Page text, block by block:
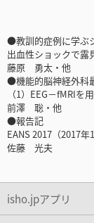
●教訓的症例に学ぶ
出血性ショックで露
藤原 勇太・他
●機能的脳神経外科
（1）EEG－fMRIを
前澤 聡・他
●報告記
EANS 2017（2017年
佐藤 光夫
isho.jpアプリ